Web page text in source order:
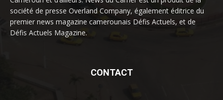
société de presse Overland Company, également éditrice du
premier news magazine camerounais Défis Actuels, et de
Défis Actuels Magazine.
CONTACT